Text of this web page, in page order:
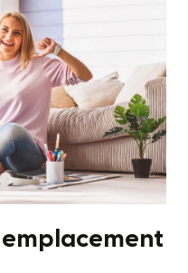
emplacement